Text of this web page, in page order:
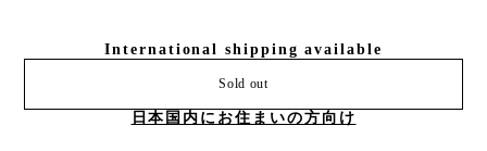
International shipping available
Sold out
日本国内にお住まいの方向け